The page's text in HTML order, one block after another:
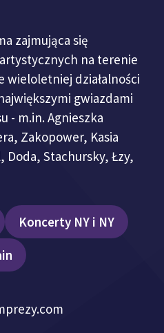
zajmująca się
na terenie
wieloletniej działalności
gwiazdami
- m.in. Agnieszka
Zakopower, Kasia
Doda, Stachursky, Łzy,
Koncerty NY i NY